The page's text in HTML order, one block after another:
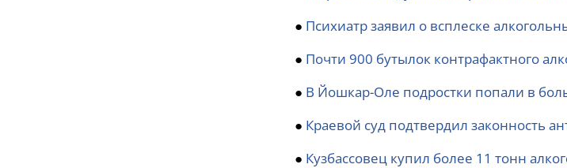
● Психиатр заявил о всплеске
● Почти 900 бутылок контрафактного
● В Йошкар-Оле подростки попали в
● Краевой суд подтвердил законность
● Кузбассовец купил более 11 тонн